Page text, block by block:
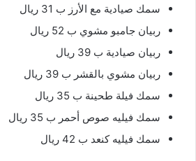
سمك صيادية مع الأرز ب 31 ريال
ربيان جامبو مشوي ب 52 ريال
ربيان صيادية ب 39 ريال
ربيان مشوي بالقشر ب 39 ريال
سمك فيلة طحينة ب 35 ريال
سمك فيليه صوص أحمر ب 35 ريال
سمك فيليه كنعد ب 42 ريال